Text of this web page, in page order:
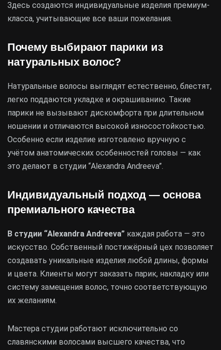
Здесь создаются индивидуальные изделия премиум-
класса, учитывающие все ваши пожелания.
Почему выбирают парики из
натуральных волос?
Натуральные волосы выглядят естественно, блестят,
легко поддаются укладке и окрашиванию. Такие
парики не вызывают дискомфорта при длительном
ношении и отличаются высокой износостойкостью.
Особенно если изделие изготовлено вручную с
учётом анатомических особенностей головы — как
это делают в студии “Alexandra Andreeva”.
Индивидуальный подход — основа
премиального качества
В студии “Alexandra Andreeva” каждая работа — это
искусство. Собственный постижёрный цех позволяет
создавать уникальные изделия любой длины, формы
и цвета. Клиенты могут заказать парик, накладку или
систему замещения волос, точно соответствующую
их желаниям.
Мастера студии работают исключительно со
славянскими волосами высшего качества, что